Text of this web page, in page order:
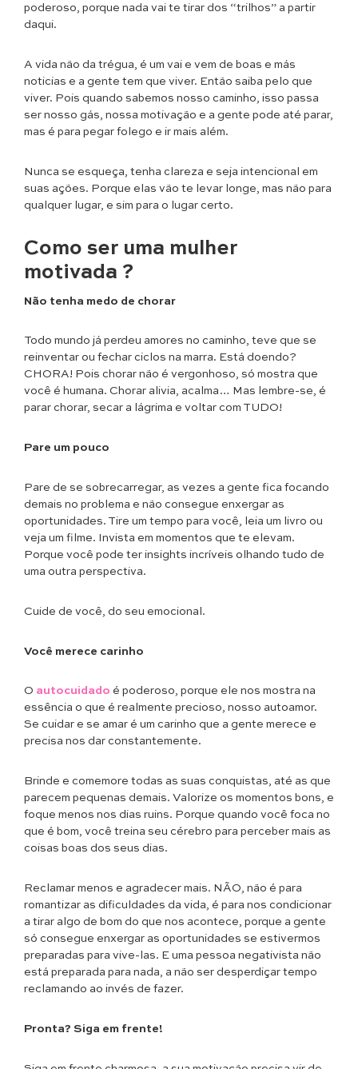
poderoso, porque nada vai te tirar dos “trilhos” a partir
daqui.
A vida não da trégua, é um vai e vem de boas e más
noticias e a gente tem que viver. Então saiba pelo que
viver. Pois quando sabemos nosso caminho, isso passa
ser nosso gás, nossa motivação e a gente pode até parar,
mas é para pegar folego e ir mais além.
Nunca se esqueça, tenha clareza e seja intencional em
suas ações. Porque elas vão te levar longe, mas não para
qualquer lugar, e sim para o lugar certo.
Como ser uma mulher
motivada ?
Não tenha medo de chorar
Todo mundo já perdeu amores no caminho, teve que se
reinventar ou fechar ciclos na marra. Está doendo?
CHORA! Pois chorar não é vergonhoso, só mostra que
você é humana. Chorar alivia, acalma… Mas lembre-se, é
parar chorar, secar a lágrima e voltar com TUDO!
Pare um pouco
Pare de se sobrecarregar, as vezes a gente fica focando
demais no problema e não consegue enxergar as
oportunidades. Tire um tempo para você, leia um livro ou
veja um filme. Invista em momentos que te elevam.
Porque você pode ter insights incríveis olhando tudo de
uma outra perspectiva.
Cuide de você, do seu emocional.
Você merece carinho
O autocuidado é poderoso, porque ele nos mostra na
essência o que é realmente precioso, nosso autoamor.
Se cuidar e se amar é um carinho que a gente merece e
precisa nos dar constantemente.
Brinde e comemore todas as suas conquistas, até as que
parecem pequenas demais. Valorize os momentos bons, e
foque menos nos dias ruins. Porque quando você foca no
que é bom, você treina seu cérebro para perceber mais as
coisas boas dos seus dias.
Reclamar menos e agradecer mais. NÃO, não é para
romantizar as dificuldades da vida, é para nos condicionar
a tirar algo de bom do que nos acontece, porque a gente
só consegue enxergar as oportunidades se estivermos
preparadas para vive-las. E uma pessoa negativista não
está preparada para nada, a não ser desperdiçar tempo
reclamando ao invés de fazer.
Pronta? Siga em frente!